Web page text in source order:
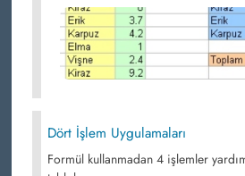
Dört İşlem Uygulamaları
Formül kullanmadan 4 işlemler